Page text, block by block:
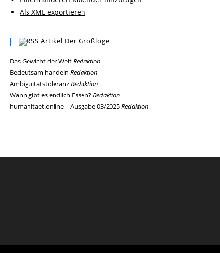
Als XML exportieren
Artikel Der Großloge
Das Gewicht der WeltRedaktion
Bedeutsam handeln Redaktion
AmbiguitätstoleranzRedaktion
Wann gibt es endlich Essen?Redaktion
humanitaet.online – Ausgabe 03/2025Redaktion